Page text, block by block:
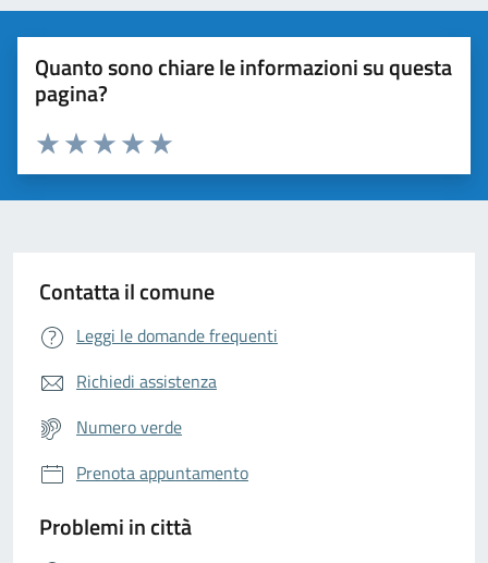
Quanto sono chiare le informazioni su questa
pagina?
Valuta da 1 a 5 stelle la pagina
Valuta 5 stelle su 5
Valuta 4 stelle su 5
Valuta 3 stelle su 5
Valuta 2 stelle su 5
Valuta 1 stelle su 5
Contatta il comune
Leggi le domande frequenti
Richiedi assistenza
Numero verde
Prenota appuntamento
Problemi in città